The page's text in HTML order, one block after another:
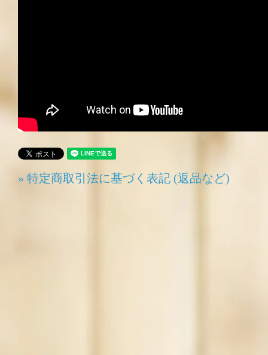
» 特定商取引法に基づく表記 (返品など)